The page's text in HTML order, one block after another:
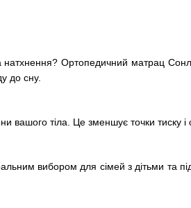
Ортопедичний матрац
до сну.
вашого тіла. Це зменшує точки
вибором для сімей з дітьми та